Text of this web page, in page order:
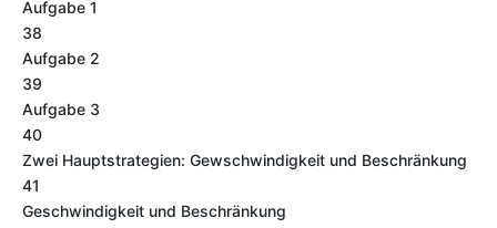
Aufgabe 1
38
Aufgabe 2
39
Aufgabe 3
40
Zwei Hauptstrategien: Gewschwindigkeit und Beschränkung
41
Geschwindigkeit und Beschränkung